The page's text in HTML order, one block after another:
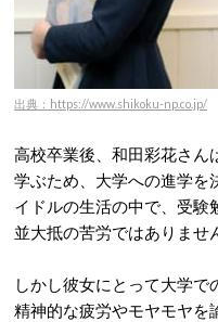
出典：https://www.shikoku-np.co.jp/
高校卒業後、和田彩花さん
学ぶため、大学への進学を
イドルの生活の中で、受験
並大抵の苦労ではありませ
しかし彼女にとって大学で
精神的な疲労やモヤモヤを